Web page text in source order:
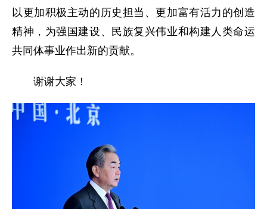
以更加积极主动的历史担当、更加富有活力的创造
精神，为强国建设、民族复兴伟业和构建人类命运
共同体事业作出新的贡献。
谢谢大家！